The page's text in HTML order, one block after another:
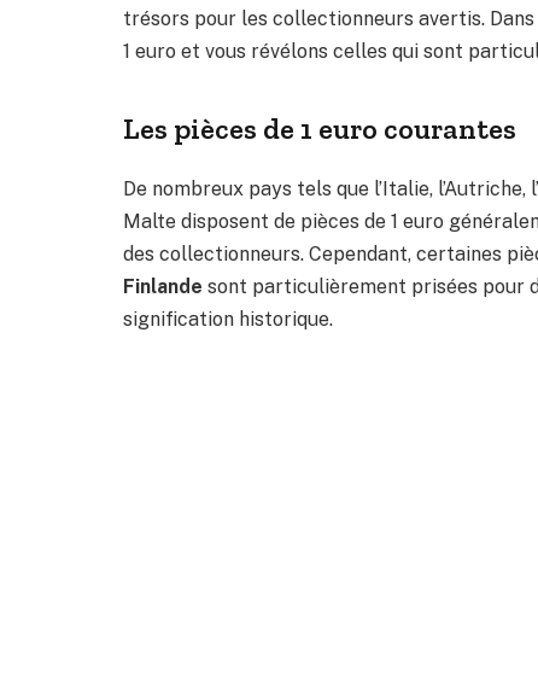
trésors pour les collectionneurs avertis.
1 euro et vous révélons celles qui sont
Les pièces de 1 euro courantes
De nombreux pays tels que l’Italie, l’Autriche,
Malte disposent de pièces de 1 euro
des collectionneurs. Cependant, certaines
Finlande sont particulièrement prisées pour
signification historique.